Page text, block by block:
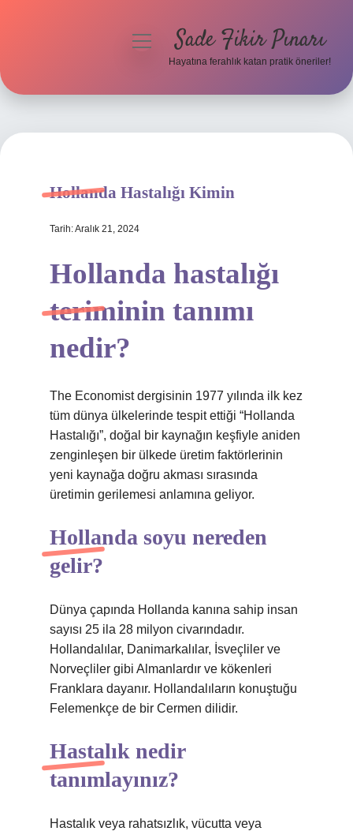
Hakkımızda
menüyüSade Fikir Pınarı
Hayatına ferahlık katan pratik öneriler!
Hollanda Hastalığı Kimin
Tarih: Aralık 21, 2024
Hollanda hastalığı
teriminin tanımı
nedir?
The Economist dergisinin 1977 yılında ilk kez
tüm dünya ülkelerinde tespit ettiği “Hollanda
Hastalığı”, doğal bir kaynağın keşfiyle aniden
zenginleşen bir ülkede üretim faktörlerinin
yeni kaynağa doğru akması sırasında
üretimin gerilemesi anlamına geliyor.
Hollanda soyu nereden
gelir?
Dünya çapında Hollanda kanına sahip insan
sayısı 25 ila 28 milyon civarındadır.
Hollandalılar, Danimarkalılar, İsveçliler ve
Norveçliler gibi Almanlardır ve kökenleri
Franklara dayanır. Hollandalıların konuştuğu
Felemenkçe de bir Cermen dilidir.
Hastalık nedir
tanımlayınız?
Hastalık veya rahatsızlık, vücutta veya